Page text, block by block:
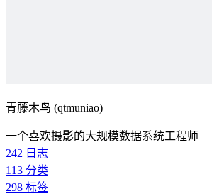
青藤木鸟 (qtmuniao)
一个喜欢摄影的大规模数据系统工程师
242 日志
113 分类
298 标签